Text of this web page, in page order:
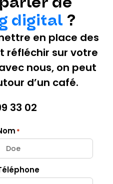
digital ?
en place des
réfléchir sur votre
nous, on peut
d’un café.
33 02